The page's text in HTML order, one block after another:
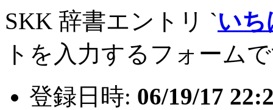
SKK 辞書エントリ `い
トを入力するフォーム
登録日時: 06/19/17